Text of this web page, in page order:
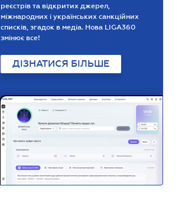
реєстрів та відкритих джерел,
міжнародних і українських санкційних
списків, згадок в медіа. Нова LIGA360
змінює все!
ДІЗНАТИСЯ БІЛЬШЕ